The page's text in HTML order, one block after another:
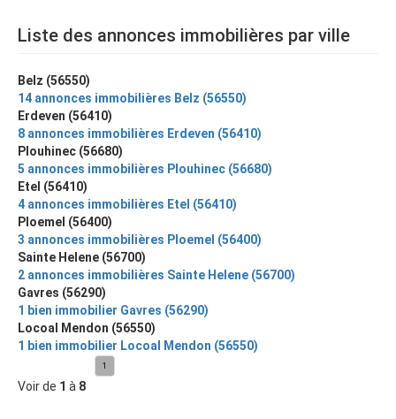
Liste des annonces immobilières par ville
Belz (56550)
14 annonces immobilières Belz (56550)
Erdeven (56410)
8 annonces immobilières Erdeven (56410)
Plouhinec (56680)
5 annonces immobilières Plouhinec (56680)
Etel (56410)
4 annonces immobilières Etel (56410)
Ploemel (56400)
3 annonces immobilières Ploemel (56400)
Sainte Helene (56700)
2 annonces immobilières Sainte Helene (56700)
Gavres (56290)
1 bien immobilier Gavres (56290)
Locoal Mendon (56550)
1 bien immobilier Locoal Mendon (56550)
Voir de 1 à 8
1